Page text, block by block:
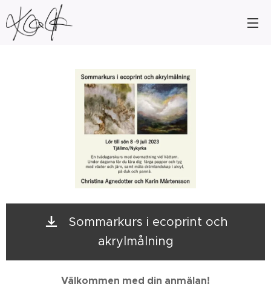
Sommarkurs i ecoprint och
akrylmålning
Välkommen med din anmälan!